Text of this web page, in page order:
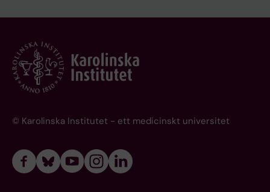
© Karolinska Institutet - ett medicinskt universitet